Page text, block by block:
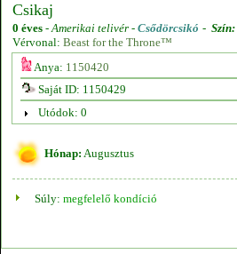
Csikaj
0 éves -Amerikai telivér - Csődörcsikó - Szín:
Vérvonal: Beast for the Throne™
Anya: 1150420
Saját ID: 1150429
Utódok: 0
Hónap: Augusztus
Súly: megfelelő kondíció